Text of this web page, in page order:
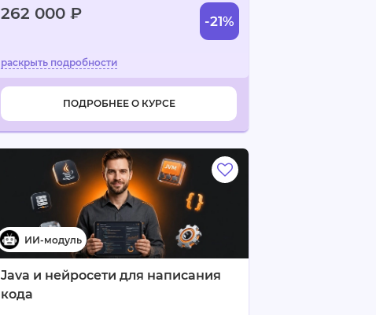
262 000 ₽ -21%
ПОДРОБНЕЕ О КУРСЕ
Java и нейросети для написания
кода